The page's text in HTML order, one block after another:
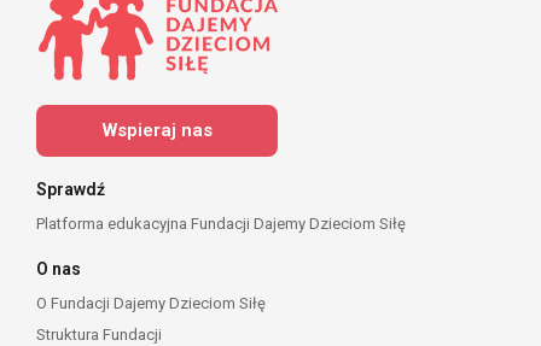
Wspieraj nas
Sprawdź
Platforma edukacyjna Fundacji Dajemy Dzieciom Siłę
O nas
O Fundacji Dajemy Dzieciom Siłę
Struktura Fundacji